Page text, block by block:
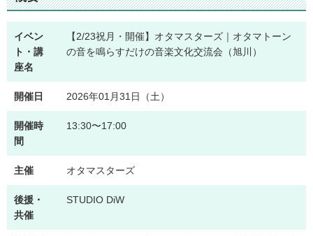
イベン
ト・講
座名
【2/23祝月・開催】オタマスターズ｜オタマトーン
の音を鳴らすだけの音楽文化交流会（旭川）
開催日 2026年01月31日（土）
開催時
間
13:30〜17:00
主催 オタマスターズ
後援・
共催
STUDIO DiW